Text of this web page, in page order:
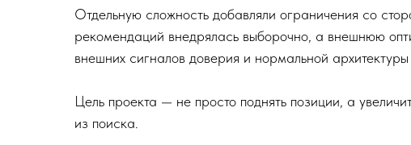
Отдельную сложность добавляли ограничения со
рекомендаций внедрялась выборочно, а внешнюю
внешних сигналов доверия и нормальной
Цель проекта — не просто поднять позиции, а
из поиска.